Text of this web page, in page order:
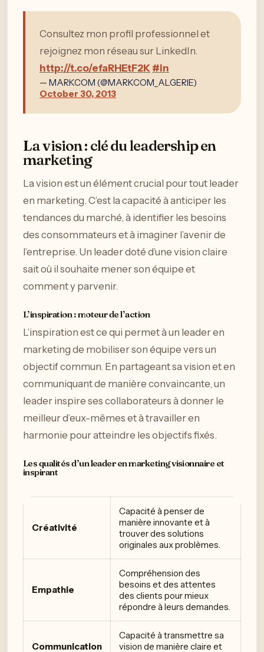
Consultez mon profil professionnel et
rejoignez mon réseau sur LinkedIn.
http://t.co/efaRHEtF2K #in
— MARKCOM (@MARKCOM_ALGERIE)
October 30, 2013
La vision : clé du leadership en
marketing
La vision est un élément crucial pour tout leader
en marketing. C’est la capacité à anticiper les
tendances du marché, à identifier les besoins
des consommateurs et à imaginer l’avenir de
l’entreprise. Un leader doté d’une vision claire
sait où il souhaite mener son équipe et
comment y parvenir.
L’inspiration : moteur de l’action
L’inspiration est ce qui permet à un leader en
marketing de mobiliser son équipe vers un
objectif commun. En partageant sa vision et en
communiquant de manière convaincante, un
leader inspire ses collaborateurs à donner le
meilleur d’eux-mêmes et à travailler en
harmonie pour atteindre les objectifs fixés.
Les qualités d’un leader en marketing visionnaire et
inspirant
Créativité
Capacité à penser de
manière innovante et à
trouver des solutions
originales aux problèmes.
Empathie
Compréhension des
besoins et des attentes
des clients pour mieux
répondre à leurs demandes.
Communication
Capacité à transmettre sa
vision de manière claire et